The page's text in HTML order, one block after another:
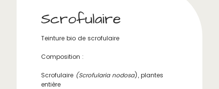
Scrofulaire
Teinture bio de scrofulaire
Composition :
Scrofulaire (Scrofularia nodosa), plantes
entière